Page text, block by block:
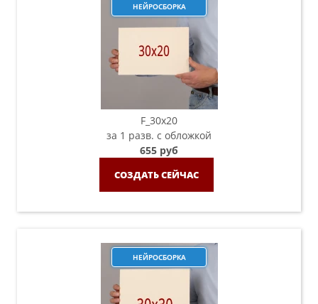
НЕЙРОСБОРКА
F_30х20
за 1 разв. с обложкой
655 руб
СОЗДАТЬ СЕЙЧАС
НЕЙРОСБОРКА